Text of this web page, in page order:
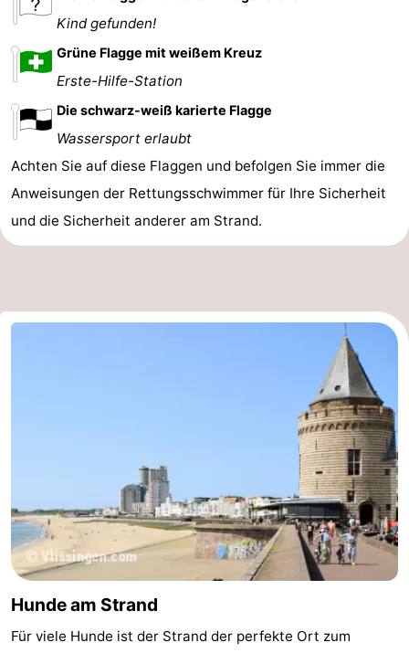
Kind gefunden!
Grüne Flagge mit weißem Kreuz
Erste-Hilfe-Station
Die schwarz-weiß karierte Flagge
Wassersport erlaubt
Achten Sie auf diese Flaggen und befolgen Sie immer die
Anweisungen der Rettungsschwimmer für Ihre Sicherheit
und die Sicherheit anderer am Strand.
Hunde am Strand
Für viele Hunde ist der Strand der perfekte Ort zum